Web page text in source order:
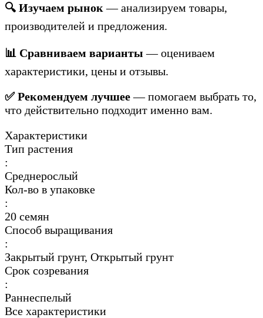
🔍 Изучаем рынок — анализируем товары,
производителей и предложения.
📊 Сравниваем варианты — оцениваем
характеристики, цены и отзывы.
✅ Рекомендуем лучшее— помогаем выбрать то,
что действительно подходит именно вам.
Характеристики
Тип растения
:
Среднерослый
Кол-во в упаковке
:
20 семян
Способ выращивания
:
Закрытый грунт, Открытый грунт
Срок созревания
:
Раннеспелый
Все характеристики